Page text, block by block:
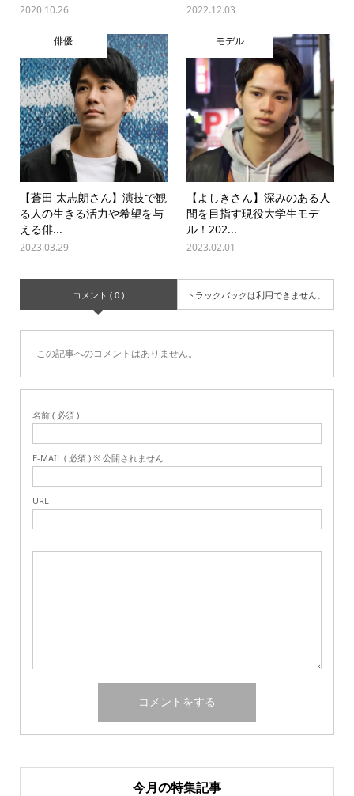
2020.10.26 2022.12.03
俳優
【蒼田 太志朗さん】演技で観
る人の生きる活力や希望を与
える俳...
2023.03.29
モデル
【よしきさん】深みのある人
間を目指す現役大学生モデ
ル！202...
2023.02.01
コメント ( 0 ) トラックバックは利用できません。
この記事へのコメントはありません。
名前 ( 必須 )
E-MAIL ( 必須 ) ※ 公開されません
URL
今月の特集記事